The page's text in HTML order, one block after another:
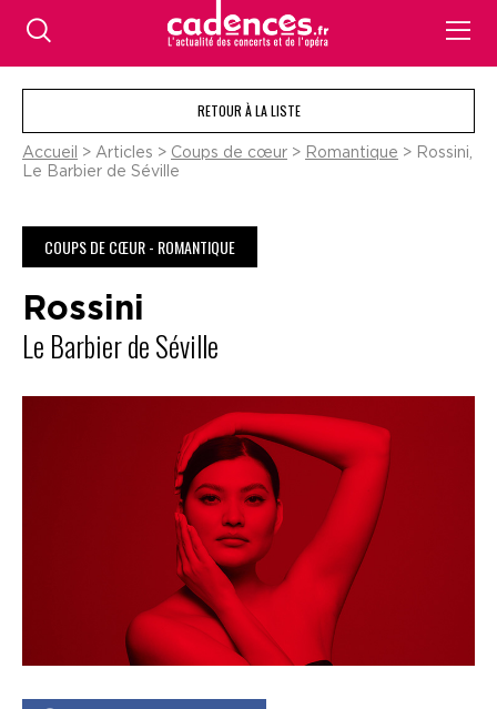
RETOUR À LA LISTE
Accueil > Articles > Coups de cœur > Romantique > Rossini,
Le Barbier de Séville
COUPS DE CŒUR - ROMANTIQUE
Rossini
Le Barbier de Séville